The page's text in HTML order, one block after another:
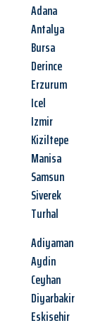
Adana
Antalya
Bursa
Derince
Erzurum
Icel
Izmir
Kiziltepe
Manisa
Samsun
Siverek
Turhal
Adiyaman
Aydin
Ceyhan
Diyarbakir
Eskisehir